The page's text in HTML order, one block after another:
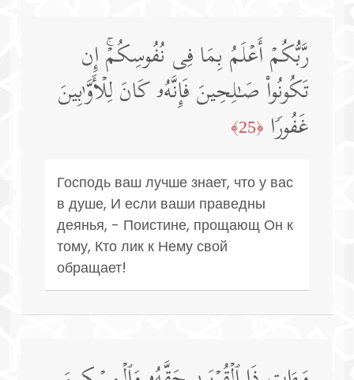
رَّبُّكُمۡ أَعۡلَمُ بِمَا فِی نُفُوسِكُمۡۚ إِن
تَكُونُوا۟ صَـٰلِحِینَ فَإِنَّهُۥ كَانَ لِلۡأَوَّ ٰ⁠بِینَ
غَفُورࣰا ﴿25﴾
Господь ваш лучше знает, что у вас
в душе, И если ваши праведны
деянья, - Поистине, прощающ Он к
тому, Кто лик к Нему свой
обращает!